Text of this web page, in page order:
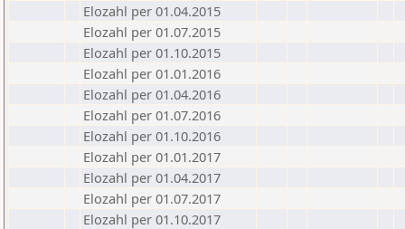
Elozahl per 01.04.2015
Elozahl per 01.07.2015
Elozahl per 01.10.2015
Elozahl per 01.01.2016
Elozahl per 01.04.2016
Elozahl per 01.07.2016
Elozahl per 01.10.2016
Elozahl per 01.01.2017
Elozahl per 01.04.2017
Elozahl per 01.07.2017
Elozahl per 01.10.2017